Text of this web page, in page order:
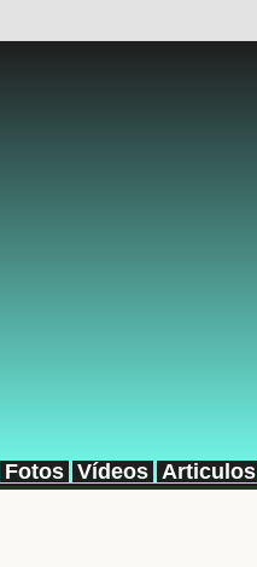
Fotos Vídeos Articulos